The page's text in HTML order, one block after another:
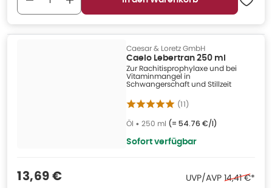
Caesar & Loretz GmbH
Caelo Lebertran 250 ml
Zur Rachitisprophylaxe und bei
Vitaminmangel in
Schwangerschaft und Stillzeit
(11)
Öl • 250 ml (= 54.76 €/l)
Sofort verfügbar
Verkaufspreis
13,69 € UVP/AVP Ehemaliger
14,41 €*